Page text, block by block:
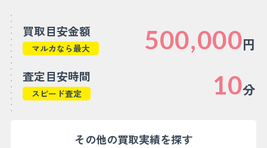
買取目安金額
マルカなら最大 500,000円
査定目安時間
スピード査定 10分
その他の買取実績を探す